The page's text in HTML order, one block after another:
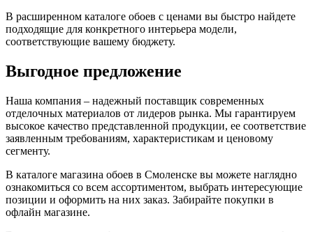
В расширенном каталоге обоев с ценами вы быстро найдете
подходящие для конкретного интерьера модели,
соответствующие вашему бюджету.
Выгодное предложение
Наша компания – надежный поставщик современных
отделочных материалов от лидеров рынка. Мы гарантируем
высокое качество представленной продукции, ее соответствие
заявленным требованиям, характеристикам и ценовому
сегменту.
В каталоге магазина обоев в Смоленске вы можете наглядно
ознакомиться со всем ассортиментом, выбрать интересующие
позиции и оформить на них заказ. Забирайте покупки в
офлайн магазине.